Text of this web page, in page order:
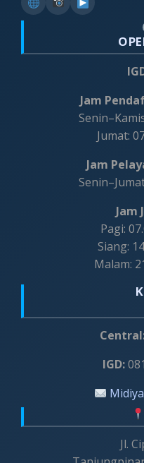
Jam
Jumat:
Jam
Jam
Pagi:
Siang:
Malam:
IGD:
Jl.